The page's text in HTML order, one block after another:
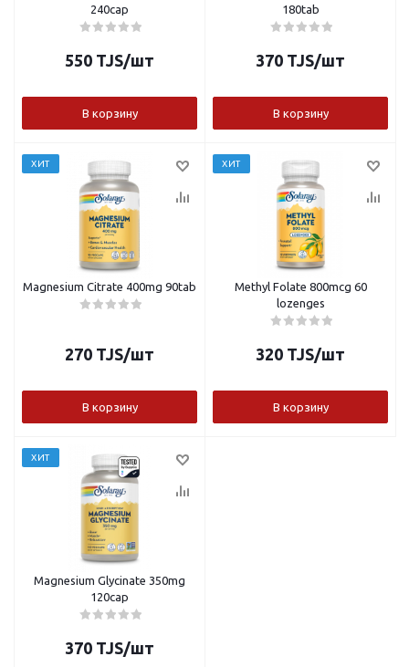
240cap
550 TJS/шт
В корзину
180tab
370 TJS/шт
В корзину
ХИТ
Magnesium Citrate 400mg 90tab
270 TJS/шт
В корзину
ХИТ
Methyl Folate 800mcg 60
lozenges
320 TJS/шт
В корзину
ХИТ
Magnesium Glycinate 350mg
120cap
370 TJS/шт